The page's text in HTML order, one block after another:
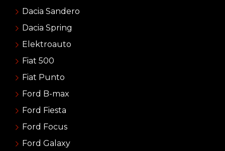
Dacia Sandero
Dacia Spring
Elektroauto
Fiat 500
Fiat Punto
Ford B-max
Ford Fiesta
Ford Focus
Ford Galaxy